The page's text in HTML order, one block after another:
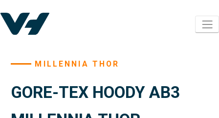
MILLENNIA THOR
GORE-TEX HOODY AB3